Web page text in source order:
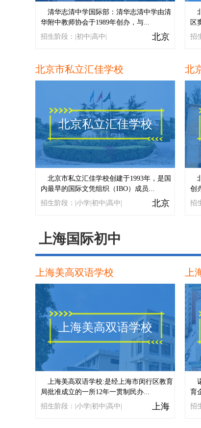
清华志清中学国际部：清华志清中学由清
华附中教师协会于1989年创办，与...
招生阶段：|初中|高中|
北京
区
招
北京市私立汇佳学校
北京私立汇佳学校
北京市私立汇佳学校创建于1993年，是国
内最早的国际文凭组织（IBO）成员...
招生阶段：|小学|初中|高中|
北京
北
创
招
上海国际初中
上海美高双语学校
上海美高双语学校
上海美高双语学校:是经上海市闵行区教育
局批准成立的一所12年一贯制民办...
招生阶段：|小学|初中|高中|
上海
上
育
招